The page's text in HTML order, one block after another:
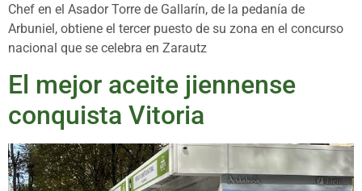
Chef en el Asador Torre de Gallarín, de la pedanía de
Arbuniel, obtiene el tercer puesto de su zona en el concurso
nacional que se celebra en Zarautz
El mejor aceite jiennense
conquista Vitoria